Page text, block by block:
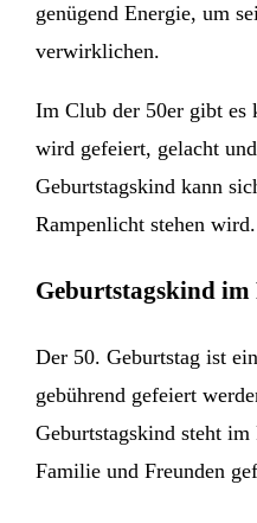
genügend Energie, um
verwirklichen.
Im Club der 50er gibt es
wird gefeiert, gelacht
Geburtstagskind kann
Rampenlicht stehen wird.
Geburtstagskind
Der 50. Geburtstag ist
gebührend gefeiert
Geburtstagskind steht
Familie und Freunden